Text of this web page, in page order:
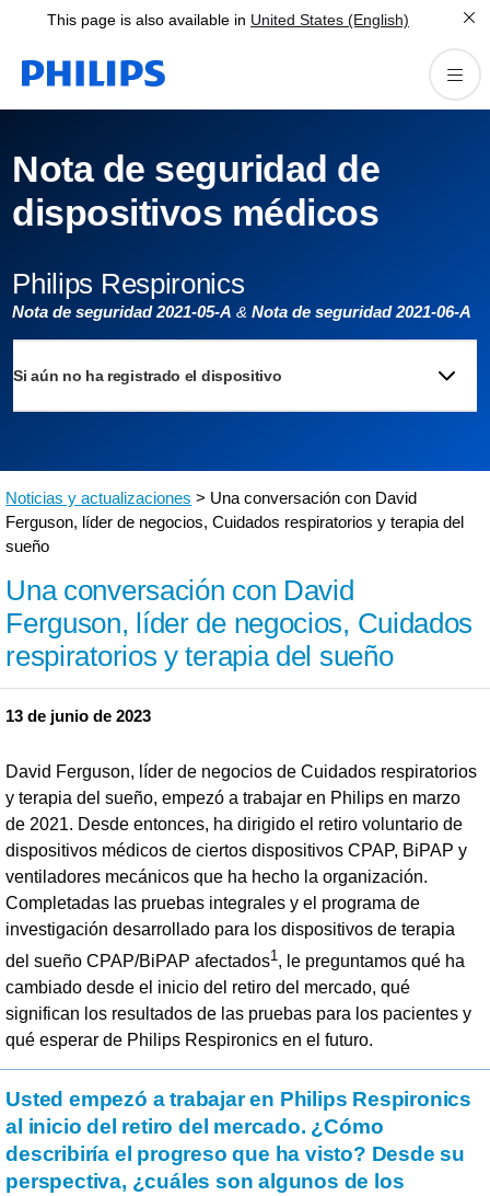
This page is also available in United States (English)
Nota de seguridad de
dispositivos médicos
Philips Respironics
Nota de seguridad 2021-05-A& Nota de seguridad 2021-06-A
Si aún no ha registrado el dispositivo
Noticias y actualizaciones > Una conversación con David
Ferguson, líder de negocios, Cuidados respiratorios y terapia del
sueño
Una conversación con David
Ferguson, líder de negocios, Cuidados
respiratorios y terapia del sueño
13 de junio de 2023
David Ferguson, líder de negocios de Cuidados respiratorios
y terapia del sueño, empezó a trabajar en Philips en marzo
de 2021. Desde entonces, ha dirigido el retiro voluntario de
dispositivos médicos de ciertos dispositivos CPAP, BiPAP y
ventiladores mecánicos que ha hecho la organización.
Completadas las pruebas integrales y el programa de
investigación desarrollado para los dispositivos de terapia
del sueño CPAP/BiPAP afectados1, le preguntamos qué ha
cambiado desde el inicio del retiro del mercado, qué
significan los resultados de las pruebas para los pacientes y
qué esperar de Philips Respironics en el futuro.
Usted empezó a trabajar en Philips Respironics
al inicio del retiro del mercado. ¿Cómo
describiría el progreso que ha visto? Desde su
perspectiva, ¿cuáles son algunos de los